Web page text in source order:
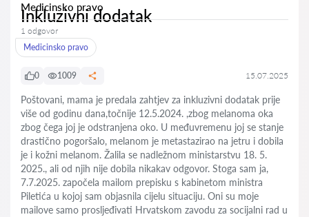
Medicinsko pravo
Inkluzivni dodatak
1 odgovor
Medicinsko pravo
0 1009 15.07.2025
Poštovani, mama je predala zahtjev za inkluzivni dodatak prije
više od godinu dana,točnije 12.5.2024. ,zbog melanoma oka
zbog čega joj je odstranjena oko. U međuvremenu joj se stanje
drastično pogoršalo, melanom je metastazirao na jetru i dobila
je i kožni melanom. Žalila se nadležnom ministarstvu 18. 5.
2025., ali od njih nije dobila nikakav odgovor. Stoga sam ja,
7.7.2025. započela mailom prepisku s kabinetom ministra
Piletića u kojoj sam objasnila cijelu situaciju. Oni su moje
mailove samo prosljeđivati Hrvatskom zavodu za socijalni rad u